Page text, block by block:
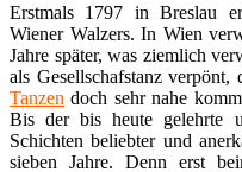
Erstmals 1797 in Breslau
Wiener Walzers. In Wien
Jahre später, was ziemlich
als Gesellschafstanz
Tanzen doch sehr nahe
Bis der bis heute gelehrte
Schichten beliebter und
sieben Jahre. Denn erst